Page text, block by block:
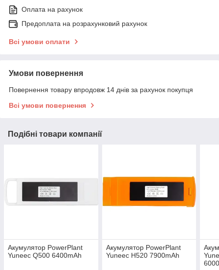
Оплата на рахунок
Предоплата на розрахунковий рахунок
Всі умови оплати
Умови повернення
Повернення товару впродовж 14 днів за рахунок покупця
Всі умови повернення
Подібні товари компанії
Акумулятор PowerPlant
Yuneec Q500 6400mAh
Акумулятор PowerPlant
Yuneec H520 7900mAh